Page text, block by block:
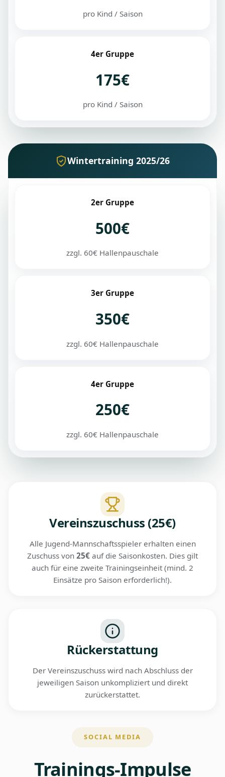
pro Kind / Saison
4er Gruppe
175€
pro Kind / Saison
Wintertraining 2025/26
2er Gruppe
500€
zzgl. 60€ Hallenpauschale
3er Gruppe
350€
zzgl. 60€ Hallenpauschale
4er Gruppe
250€
zzgl. 60€ Hallenpauschale
Vereinszuschuss (25€)
Alle Jugend-Mannschaftsspieler erhalten einen
Zuschuss von 25€ auf die Saisonkosten. Dies gilt
auch für eine zweite Trainingseinheit (mind. 2
Einsätze pro Saison erforderlich!).
Rückerstattung
Der Vereinszuschuss wird nach Abschluss der
jeweiligen Saison unkompliziert und direkt
zurückerstattet.
SOCIAL MEDIA
Trainings-Impulse